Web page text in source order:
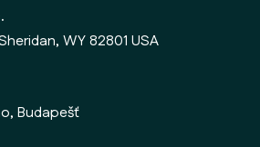
WY 82801 USA
Budapešť